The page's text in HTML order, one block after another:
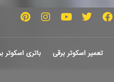
تعمیر اسکوتر برقی باتری اسکوتر